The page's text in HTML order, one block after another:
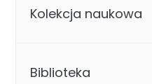
Kolekcja naukowa
Biblioteka